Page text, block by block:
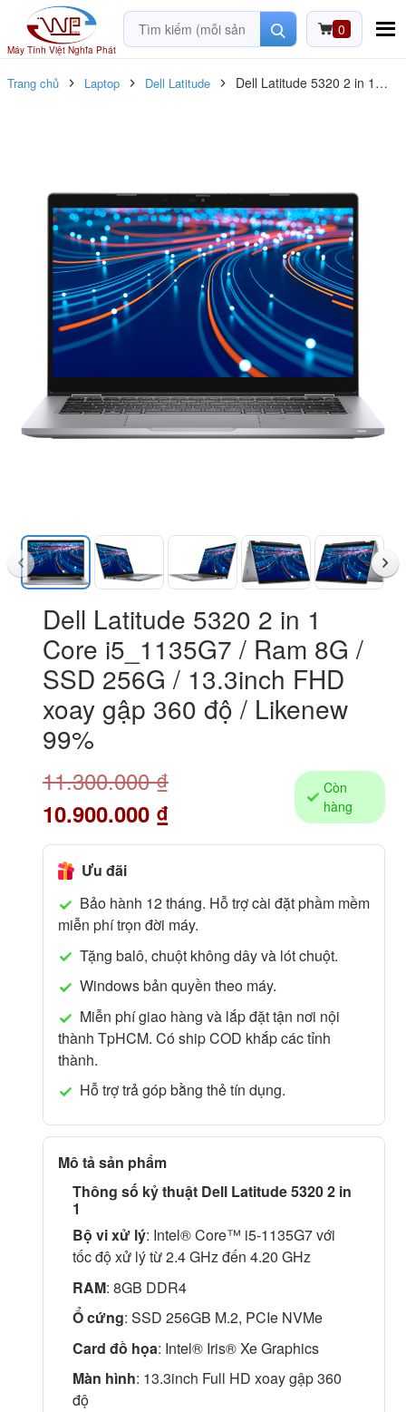
Máy Tính Việt Nghĩa Phát
0
Trang chủ Laptop Dell Latitude
Dell Latitude 5320 2 in 1
Dell Latitude 5320 2 in 1
Core i5_1135G7 / Ram 8G /
SSD 256G / 13.3inch FHD
xoay gập 360 độ / Likenew
99%
11.300.000₫
10.900.000 ₫
Còn
hàng
Ưu đãi
Bảo hành 12 tháng. Hỗ trợ cài đặt phầm mềm
miễn phí trọn đời máy.
Tặng balô, chuột không dây và lót chuột.
Windows bản quyền theo máy.
Miễn phí giao hàng và lắp đặt tận nơi nội
thành TpHCM. Có ship COD khắp các tỉnh
thành.
Hỗ trợ trả góp bằng thẻ tín dụng.
Mô tả sản phẩm
Thông số kỷ thuật Dell Latitude 5320 2 in
1
Bộ vi xử lý: Intel® Core™ i5-1135G7 với
tốc độ xử lý từ 2.4 GHz đến 4.20 GHz
RAM: 8GB DDR4
Ổ cứng: SSD 256GB M.2, PCIe NVMe
Card đồ họa: Intel® Iris® Xe Graphics
Màn hình: 13.3inch Full HD xoay gập 360
độ